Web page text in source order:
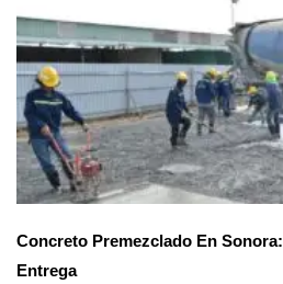
Concreto Premezclado En
Entrega